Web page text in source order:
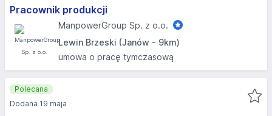
Pracownik produkcji
ManpowerGroup Sp. z o.o.
Lewin Brzeski (Janów - 9km)
umowa o pracę tymczasową
Polecana
Dodana 19 maja